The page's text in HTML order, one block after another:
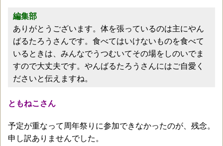
編集部
ありがとうございます。体を張っているのは主にやん
ばるたろうさんです。食べてはいけないものを食べて
いるときは、みんなでうつむいてその場をしのいでま
すので大丈夫です。やんばるたろうさんにはご自愛く
ださいと伝えますね。
ともねこさん
予定が重なって周年祭りに参加できなかったのが、残念。
申し訳ありませんでした。